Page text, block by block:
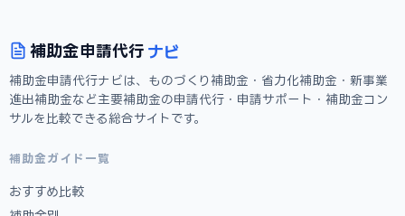
補助金申請代行 ナビ
補助金申請代行ナビは、ものづくり補助金・省力化補助金・新事業
進出補助金など主要補助金の申請代行・申請サポート・補助金コン
サルを比較できる総合サイトです。
補助金ガイド一覧
おすすめ比較